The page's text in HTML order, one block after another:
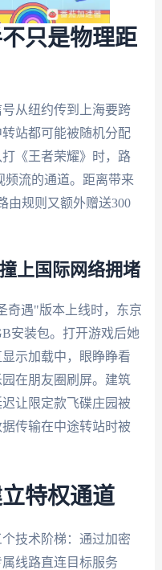
只是物理距
从纽约传到上海要跨
站都可能被随机分配
《王者荣耀》时，路
频流的通道。距离带来
由规则又额外赠送300
上国际网络拥堵
奇遇"版本上线时，东京
安装包。打开游戏后她
示加载中，眼睁睁看
在朋友圈刷屏。建筑
让限定款飞碟庄园被
传输在中途转站时被
特权通道
技术阶梯：通过加密
线路直连目标服务